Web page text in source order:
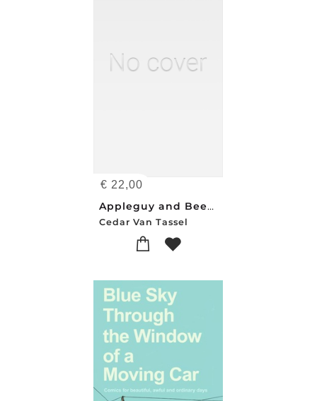
€ 22,00
Appleguy and Beefwood
Cedar Van Tassel